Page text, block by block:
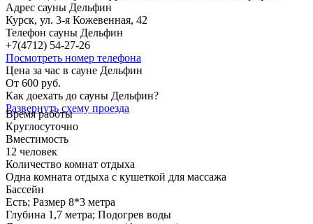
Адрес сауны Дельфин
Курск, ул. 3-я Кожевенная, 42
Телефон сауны Дельфин
+7(4712) 54-27-26
Посмотреть номер телефона
Цена за час в сауне Дельфин
От 600 руб.
Как доехать до сауны Дельфин?
Развернуть схему проезда
Время работы
Круглосуточно
Вместимость
12 человек
Количество комнат отдыха
Одна комната отдыха с кушеткой для массажа
Бассейн
Есть; Размер 8*3 метра
Глубина 1,7 метра; Подогрев воды